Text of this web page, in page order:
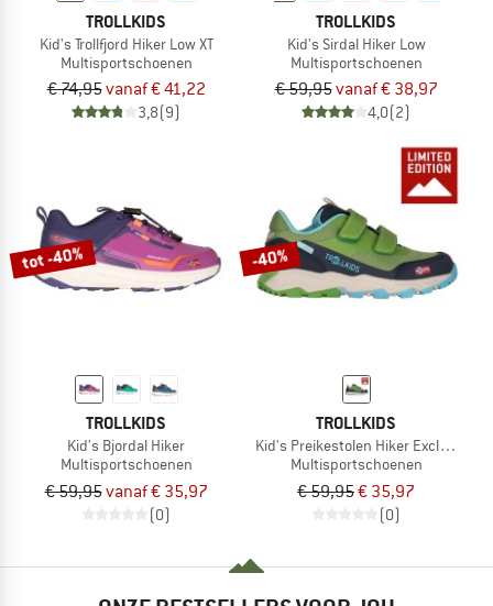
TROLLKIDS
Kid's Trollfjord Hiker Low XT
Multisportschoenen
€ 74,95vanaf € 41,22
3,8(9)
TROLLKIDS
Kid's Sirdal Hiker Low
Multisportschoenen
€ 59,95vanaf € 38,97
4,0(2)
tot -40%
TROLLKIDS
Kid's Bjordal Hiker
Multisportschoenen
€ 59,95vanaf € 35,97
(0)
-40%
TROLLKIDS
Kid's Preikestolen Hiker Exclusive
Multisportschoenen
€ 59,95€ 35,97
(0)